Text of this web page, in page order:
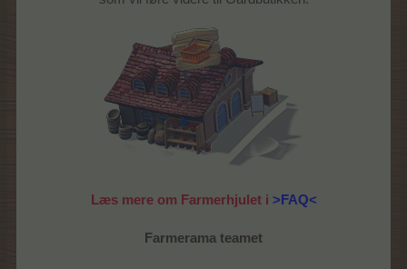
Læs mere om Farmerhjulet i >FAQ<
Farmerama teamet